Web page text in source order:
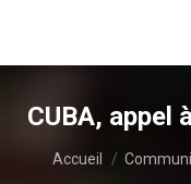
CUBA, appel
Vous êtes ici :
Accueil